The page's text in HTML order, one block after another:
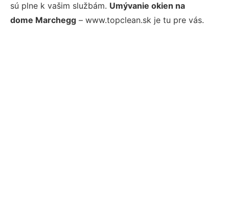
sú plne k vašim službám. Umývanie okien na
dome Marchegg – www.topclean.sk je tu pre vás.